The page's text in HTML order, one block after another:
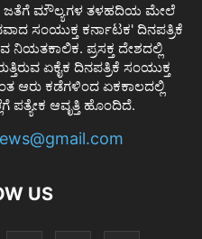
ಜತೆಗೆ ಮೌಲ್ಯಗಳ ತಳಹದಿಯ ಮೇಲೆ
ಸಂಯುಕ್ತ ಕರ್ನಾಟಕ' ದಿನಪತ್ರಿಕೆ
ನಿಯತಕಾಲಿಕ. ಪ್ರಸಕ್ತ ದೇಶದಲ್ಲಿ
ಏಕೈಕ ದಿನಪತ್ರಿಕೆ ಸಂಯುಕ್ತ
ಆರು ಕಡೆಗಳಿಂದ ಏಕಕಾಲದಲ್ಲಿ
ಪತ್ಯೇಕ ಆವೃತ್ತಿ ಹೊಂದಿದೆ.
US